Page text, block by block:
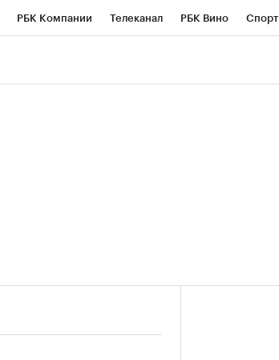
РБК Компании Телеканал РБК Вино Спорт